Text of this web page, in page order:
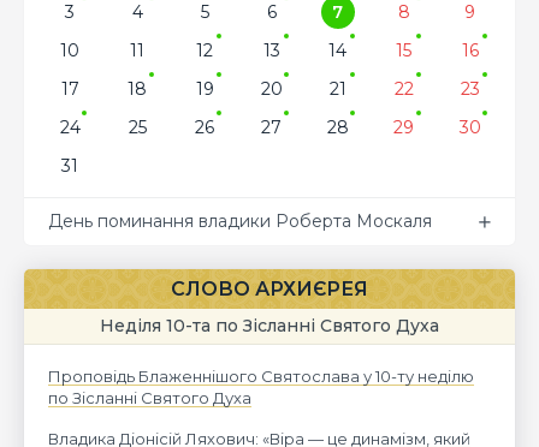
3
4 5 6 7 8
9
10
11 12 13 14 15
16
17
18 19 20 21 22
23
24
25 26 27 28 29
30
31
День поминання владики Роберта Москаля
СЛОВО АРХИЄРЕЯ
Неділя 10-та по Зісланні Святого Духа
Проповідь Блаженнішого Святослава у 10-ту неділю
по Зісланні Святого Духа
Владика Діонісій Ляхович: «Віра — це динамізм, який